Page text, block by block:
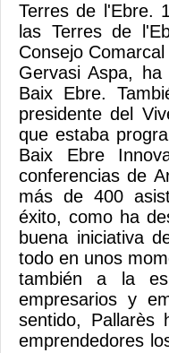
Terres de l'Ebre.
las Terres de
Consejo
Gervasi Aspa,
Baix Ebre.
presidente del
que estaba
Baix Ebre
conferencias de
más de 400
éxito, como ha
buena iniciativa
todo en unos
también a la
empresarios y
sentido, Pallarès
emprendedores